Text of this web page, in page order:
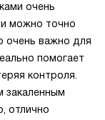
очень
можно точно
очень важно для
помогает
контроля.
закаленным
отлично